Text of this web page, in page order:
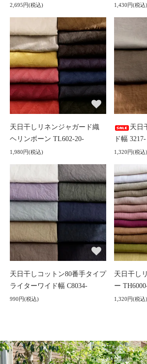
2,695円(税込) 1,430円(税込)
天日干しリネンジャガード織
ヘリンボーン TL602-20-
1,980円(税込)
天日
ド幅 3217-
1,320円(税込)
天日干しコットン80番手タイプ
ライターワイド幅 C8034-
990円(税込)
天日干し
ー
1,320円(税込)